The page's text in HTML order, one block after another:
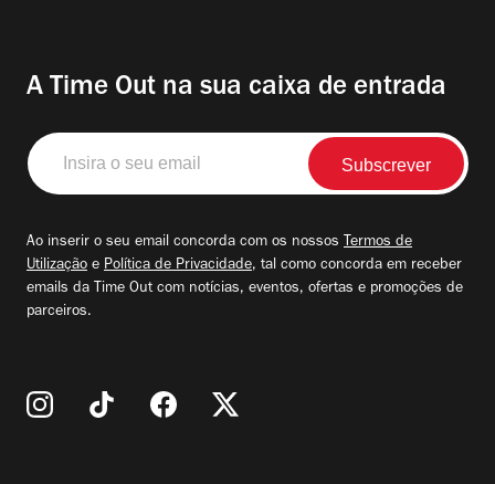
A Time Out na sua caixa de entrada
Insira
o
seu
Ao inserir o seu email concorda com os nossos Termos de
Utilização e Política de Privacidade, tal como concorda em receber
emails da Time Out com notícias, eventos, ofertas e promoções de
parceiros.